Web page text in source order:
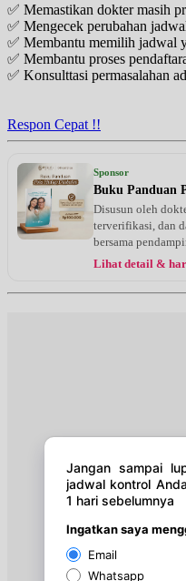
Rabu, 19/08/2026
Jam 15:00 - 16:00
BPJS
Kamis, 20/08/2026
Jam 17:00 - 18:00
EKSEKUTIF
Rabu, 26/08/2026
Jam 15:00 - 16:00
Jam 17:00 - 18:00
Rabu, 02/09/2026
Jam 15:00 - 16:00
Rabu, 02/09/2026
✅ Memastikan dokter masih
✅ Mengecek perubahan
✅ Membantu memilih jadwal
✅ Membantu proses
✅ Konsulttasi permasalahan
Respon Cepat !!
Sponsor
Buku Panduan
Disusun oleh
terverifikasi, dan
bersama
Lihat detail &